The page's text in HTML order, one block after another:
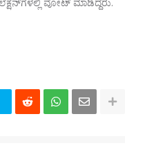
ವೋಟ್‌ ಮಾಡಿದ್ದರು.